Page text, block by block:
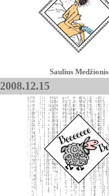
Saulius Medžionis
2008.12.15